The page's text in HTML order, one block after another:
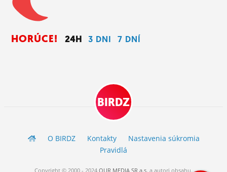
HORÚCE! 24H 3 DNI 7 DNÍ
BIRDZ
O BIRDZ Kontakty
Nastavenia súkromia
Pravidlá
Copyright © 2000 - 2024 OUR MEDIA SR a.s. a autori obsahu.